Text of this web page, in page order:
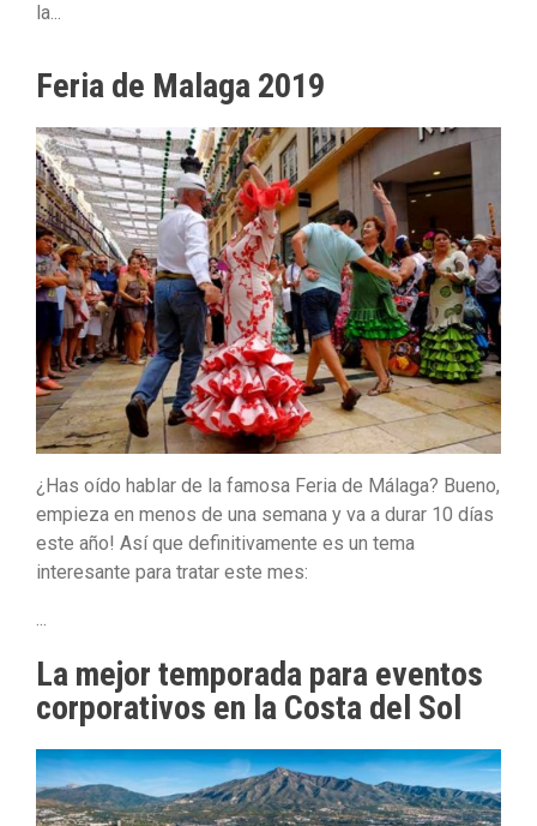
la...
Feria de Malaga 2019
¿Has oído hablar de la famosa Feria de Málaga? Bueno,
empieza en menos de una semana y va a durar 10 días
este año! Así que definitivamente es un tema
interesante para tratar este mes:
La mejor temporada para eventos
corporativos en la Costa del Sol